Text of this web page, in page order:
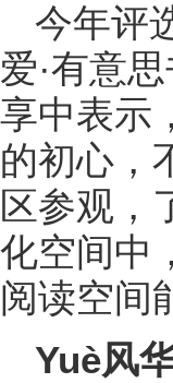
今年评
爱·有意
享中表示
的初心，
区参观，
化空间中
阅读空间
Yuè风